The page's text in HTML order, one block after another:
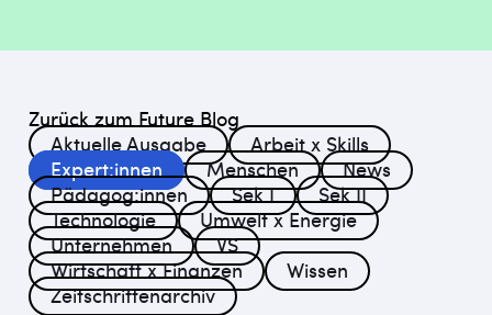
Zurück zum Future Blog
Aktuelle Ausgabe
Arbeit x Skills
Expert:innen
Menschen
News
Pädagog:innen
Sek I
Sek II
Technologie
Umwelt x Energie
Unternehmen
VS
Wirtschaft x Finanzen
Wissen
Zeitschriftenarchiv